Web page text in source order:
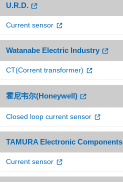
U.R.D.
Current sensor
Watanabe Electric Industry
CT(Corrent transformer)
霍尼韦尔(Honeywell)
Closed loop current sensor
TAMURA Electronic Components
Current sensor